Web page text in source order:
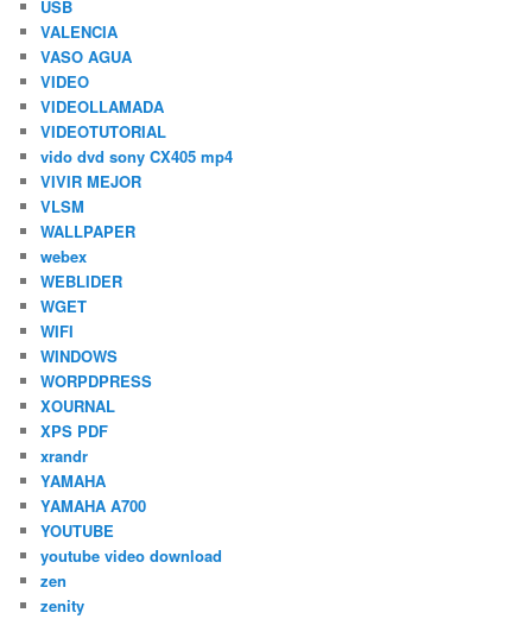
USB
VALENCIA
VASO AGUA
VIDEO
VIDEOLLAMADA
VIDEOTUTORIAL
vido dvd sony CX405 mp4
VIVIR MEJOR
VLSM
WALLPAPER
webex
WEBLIDER
WGET
WIFI
WINDOWS
WORPDPRESS
XOURNAL
XPS PDF
xrandr
YAMAHA
YAMAHA A700
YOUTUBE
youtube video download
zen
zenity